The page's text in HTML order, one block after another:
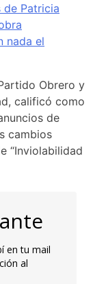
de Patricia
nada el
Obrero y
calificó como
de
cambios
“Inviolabilidad
en tu mail
al